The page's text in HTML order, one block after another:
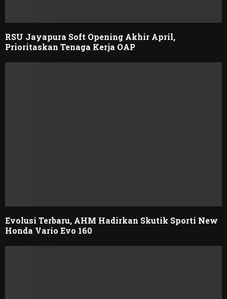
RSU Jayapura Soft Opening Akhir April,
Prioritaskan Tenaga Kerja OAP
Evolusi Terbaru, AHM Hadirkan Skutik Sporti New
Honda Vario Evo 160